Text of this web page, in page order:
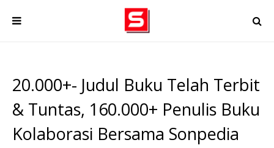
20.000+- Judul Buku Telah Terbit
& Tuntas, 160.000+ Penulis Buku
Kolaborasi Bersama Sonpedia